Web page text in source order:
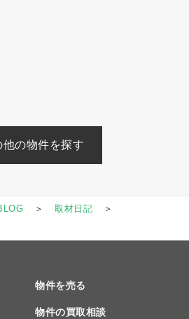
他の物件を探す
取材日記
物件を売る
物件の買取相談